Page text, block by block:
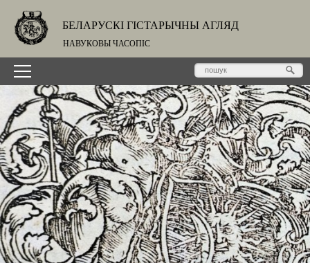
БЕЛАРУСКІ ГІСТАРЫЧНЫ АГЛЯД
НАВУКОВЫ ЧАСОПІС